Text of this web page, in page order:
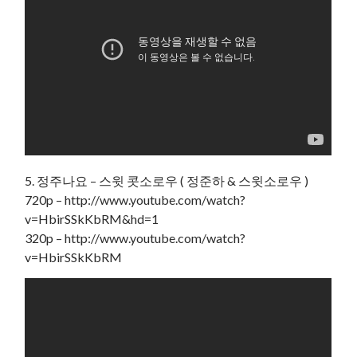
5. 정주나요 – 스윗 콧소로우 ( 정준하 & 스윗소로우 )
720p – http://www.youtube.com/watch?
v=HbirSSkKbRM&hd=1
320p – http://www.youtube.com/watch?
v=HbirSSkKbRM